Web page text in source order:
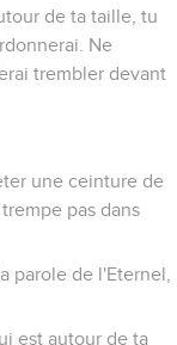
de ta taille, tu
Ne
trembler devant
une ceinture de
pas dans
parole de l'Eternel,
est autour de ta